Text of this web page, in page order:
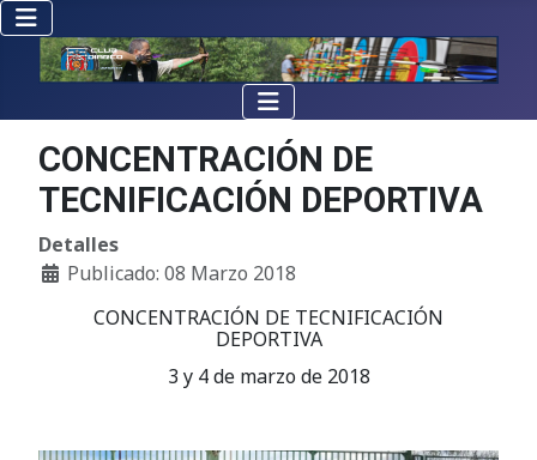
CONCENTRACIÓN DE
TECNIFICACIÓN DEPORTIVA
Detalles
Publicado: 08 Marzo 2018
CONCENTRACIÓN DE TECNIFICACIÓN
DEPORTIVA
3 y 4 de marzo de 2018